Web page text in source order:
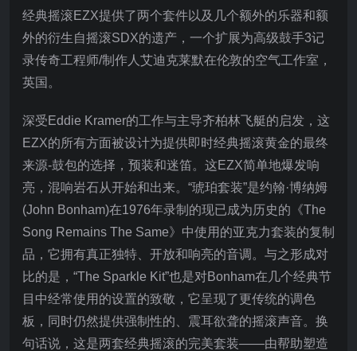
经典摇滚EZX提供了两个套件以及几个额外的乐器和额
外的衍生自摇滚SDX的遗产，一个扩展为高级鼓手3记
录传奇工程师/制作人艾迪克莱默在伦敦的空气工作室，
英国。
深受Eddie Kramer的工作与主导齐柏林飞艇的启发，这
EZX的所有方面被设计为提供即时经典摇滚黄金的最终
来源-鼓包的选择，预装和迷笛。这EZX简单地爆发响
亮，混响岩石从开始和出来。“琥珀套装”是约翰·博纳姆
(John Bonham)在1976年录制的现已成为历史的《The
Song Remains The Same》中使用的亚克力套装的复制
品，它拥有真正独特、开放和响亮的音调。与之形成对
比的是，“The Sparkle Kit”也是对Bonham在几个经典节
目中经常使用的设置的致敬，它呈现了更传统的调色
板，同时仍然提供强制性的、震耳欲聋的摇滚声音。换
句话说，这是两套经典摇滚的完美套装——由帮助塑造